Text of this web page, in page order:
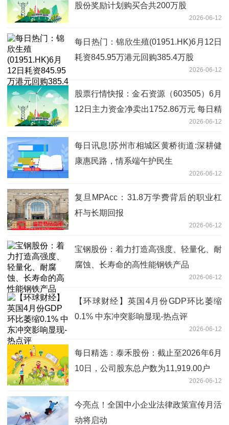
股份奖励计划购买合共200万股
2026-06-12
每日热门：锦欣生殖(01951.HK)6月12日
耗资845.95万港元回购385.4万股
2026-06-12
股票行情快报：金石资源（603505）6月
12日主力资金净卖出1752.86万元 每日精
2026-06-12
每日讯息!苏州市相城区黄桥街道:深耕健
康惠民路，情系端午护民生
2026-06-12
复旦MPAcc：31.8万学费背后的职业杠
杆与长期回报
2026-06-12
宝钢股份：着力打造高强度、轻量化、耐
腐蚀、长寿命的高性能钢铁产品
2026-06-12
【环球财经】英国4月份GDP环比萎缩
0.1% 中东冲突影响显现-热点评
2026-06-12
每日精选：泰禾股份：截止至2026年6月
10日，公司股东总户数为11,919.00户
2026-06-12
今亮点！全国中小企业法律政策宣传月活
动将启动